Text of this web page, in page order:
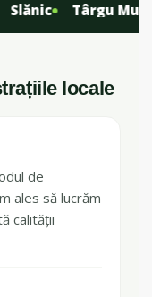
Târgu Mureș
locale
de
ales să lucrăm
calității